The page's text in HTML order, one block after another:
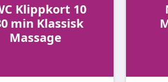
Klippkort 10
min Klassisk
Massage